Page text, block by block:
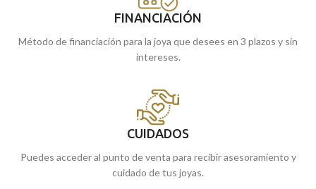
FINANCIACIÓN
Método de financiación para la joya que desees en 3 plazos y sin
intereses.
CUIDADOS
Puedes acceder al punto de venta para recibir asesoramiento y
cuidado de tus joyas.